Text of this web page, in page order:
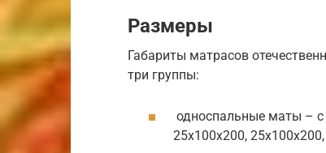
Размеры
Габариты матрасов
три группы:
односпальные маты – с
25х100х200,